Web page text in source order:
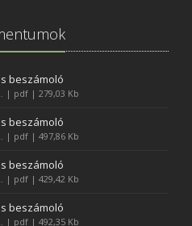
beszámoló
| pdf | 279,03 Kb
beszámoló
| pdf | 497,86 Kb
beszámoló
| pdf | 429,42 Kb
beszámoló
| pdf | 492,35 Kb